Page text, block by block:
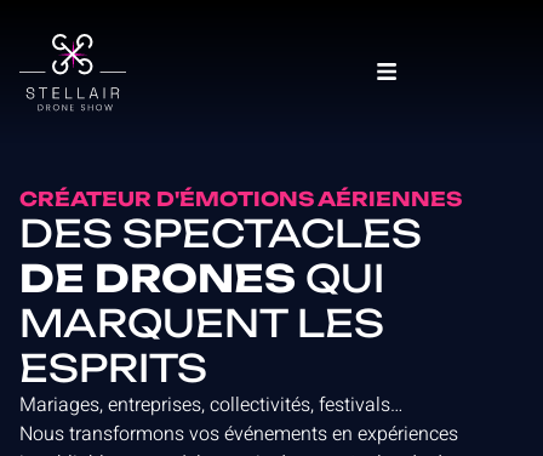
CRÉATEUR D'ÉMOTIONS AÉRIENNES
DES SPECTACLES
DE DRONES QUI
MARQUENT LES
ESPRITS
Mariages, entreprises, collectivités, festivals…
Nous transformons vos événements en expériences